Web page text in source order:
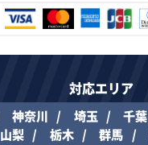
対応エリア
神奈川 埼玉 千葉
山梨
栃木 群馬